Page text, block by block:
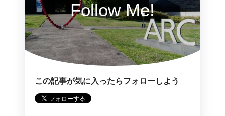
Follow Me!
この記事が気に入ったらフォローしよう